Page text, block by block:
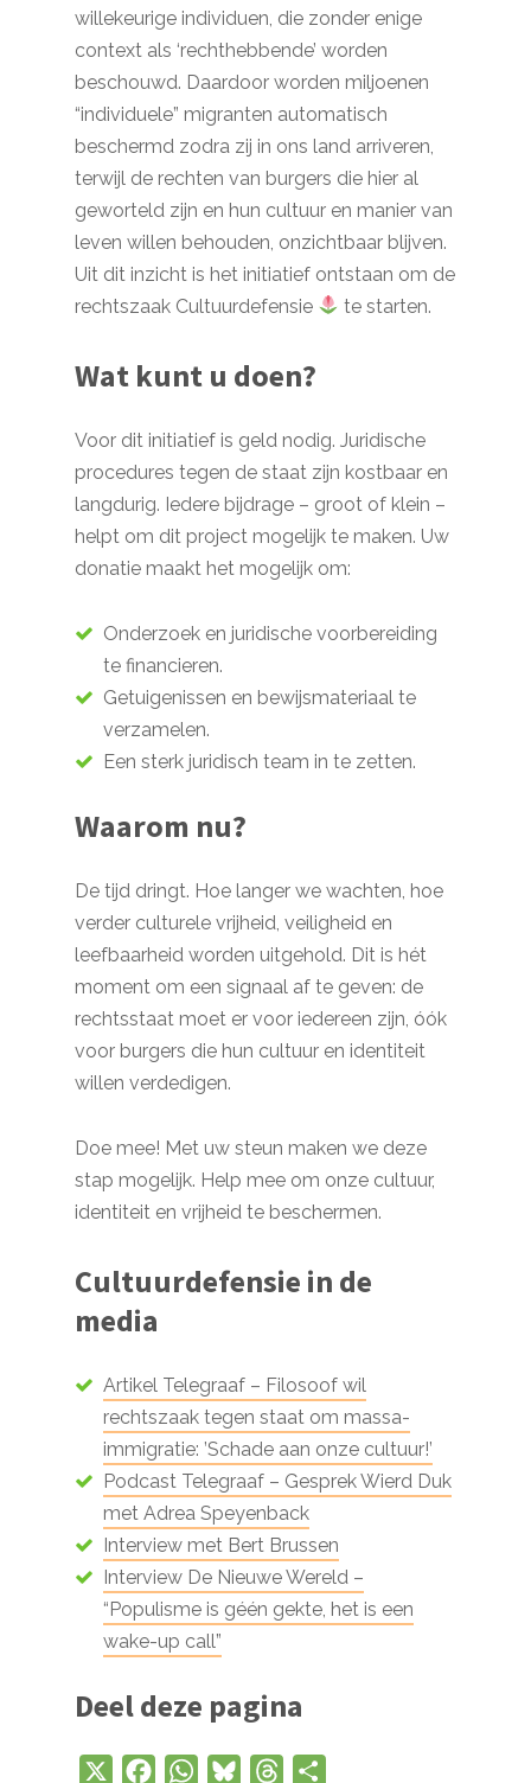
willekeurige individuen, die zonder enige
context als ‘rechthebbende’ worden
beschouwd. Daardoor worden miljoenen
“individuele” migranten automatisch
beschermd zodra zij in ons land arriveren,
terwijl de rechten van burgers die hier al
geworteld zijn en hun cultuur en manier van
leven willen behouden, onzichtbaar blijven.
Uit dit inzicht is het initiatief ontstaan om de
rechtszaak Cultuurdefensie
te starten.
Wat kunt u doen?
Voor dit initiatief is geld nodig. Juridische
procedures tegen de staat zijn kostbaar en
langdurig. Iedere bijdrage – groot of klein –
helpt om dit project mogelijk te maken. Uw
donatie maakt het mogelijk om:
Onderzoek en juridische voorbereiding
te financieren.
Getuigenissen en bewijsmateriaal te
verzamelen.
Een sterk juridisch team in te zetten.
Waarom nu?
De tijd dringt. Hoe langer we wachten, hoe
verder culturele vrijheid, veiligheid en
leefbaarheid worden uitgehold. Dit is hét
moment om een signaal af te geven: de
rechtsstaat moet er voor iedereen zijn, óók
voor burgers die hun cultuur en identiteit
willen verdedigen.
Doe mee! Met uw steun maken we deze
stap mogelijk. Help mee om onze cultuur,
identiteit en vrijheid te beschermen.
Cultuurdefensie in de
media
Artikel Telegraaf – Filosoof wil
rechtszaak tegen staat om massa-
immigratie: ’Schade aan onze cultuur!’
Podcast Telegraaf – Gesprek Wierd Duk
met Adrea Speyenback
Interview met Bert Brussen
Interview De Nieuwe Wereld –
“Populisme is géén gekte, het is een
wake-up call”
Deel deze pagina
FacebookWhatsAppBlueskyThreads